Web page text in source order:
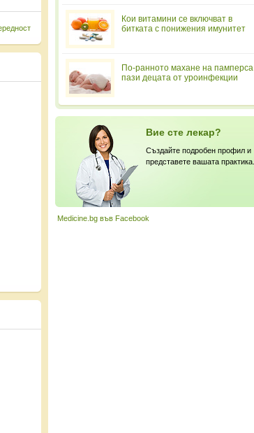
Кои витамини се включват в
битката с понижения имунитет
По-ранното махане на памперса
пази децата от уроинфекции
Вие сте лекар?
Създайте подробен профил и
представете вашата практика.
Medicine.bg във Facebook